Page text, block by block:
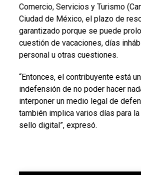
Comercio, Servicios y Turismo
Ciudad de México, el plazo de
garantizado porque se puede
cuestión de vacaciones, días
personal u otras cuestiones.
“Entonces, el contribuyente está
indefensión de no poder hacer
interponer un medio legal de
también implica varios días para
sello digital”, expresó.